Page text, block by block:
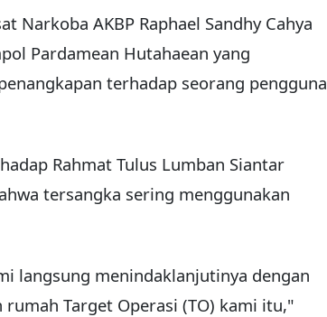
Narkoba AKBP Raphael Sandhy Cahya
Pardamean Hutahaean yang
terhadap seorang pengguna
Rahmat Tulus Lumban Siantar
tersangka sering menggunakan
langsung menindaklanjutinya dengan
Target Operasi (TO) kami itu,"